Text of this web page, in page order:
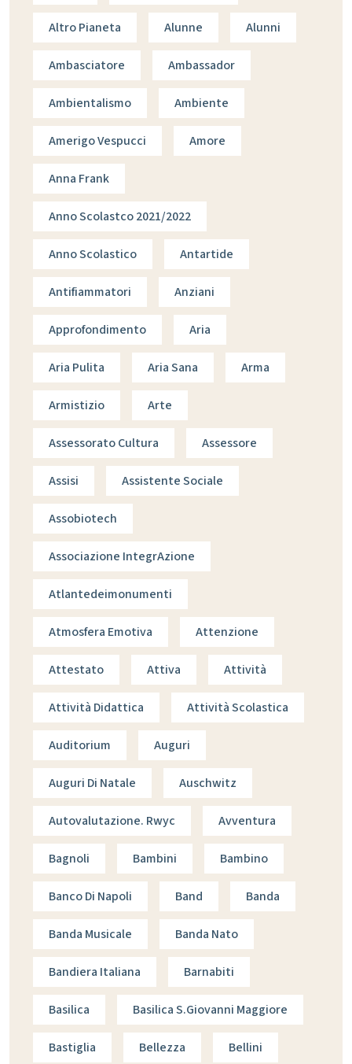
Altro Pianeta Alunne Alunni
Ambasciatore Ambassador
Ambientalismo Ambiente
Amerigo Vespucci Amore
Anna Frank
Anno Scolastco 2021/2022
Anno Scolastico Antartide
Antifiammatori Anziani
Approfondimento Aria
Aria Pulita Aria Sana Arma
Armistizio Arte
Assessorato Cultura Assessore
Assisi Assistente Sociale
Assobiotech
Associazione IntegrAzione
Atlantedeimonumenti
Atmosfera Emotiva Attenzione
Attestato Attiva Attività
Attività Didattica Attività Scolastica
Auditorium Auguri
Auguri Di Natale Auschwitz
Autovalutazione. Rwyc Avventura
Bagnoli Bambini Bambino
Banco Di Napoli Band Banda
Banda Musicale Banda Nato
Bandiera Italiana Barnabiti
Basilica Basilica S.giovanni Maggiore
Bastiglia Bellezza Bellini